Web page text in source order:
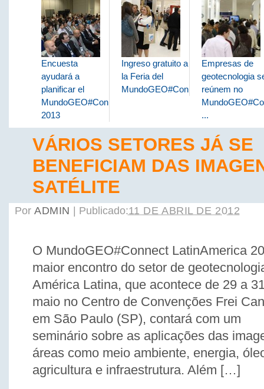
Encuesta
ayudará a
planificar el
MundoGEO#Connect
2013
Ingreso gratuito a
la Feria del
MundoGEO#Connect
Empresas de
geotecnologia
reúnem no
...
VÁRIOS SETORES JÁ SE
BENEFICIAM DAS
SATÉLITE
Por ADMIN Publicado:11 DE ABRIL DE 2012
O MundoGEO#Connect LatinAmerica
maior encontro do setor de
América Latina, que acontece de 29 a
maio no Centro de Convenções Frei
em São Paulo (SP), contará com um
seminário sobre as aplicações das
áreas como meio ambiente, energia,
agricultura e infraestrutura. Além […]